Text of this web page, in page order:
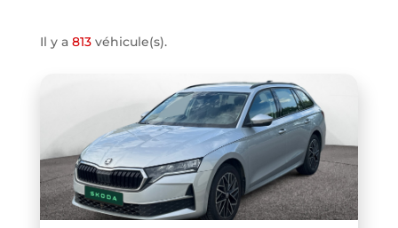
COMPASS
COOPER F67 (1)
COUPE R58 (1)
CRAFTER VAN (1)
DB11 COUPE (1)
Il y a 813véhicule(s).